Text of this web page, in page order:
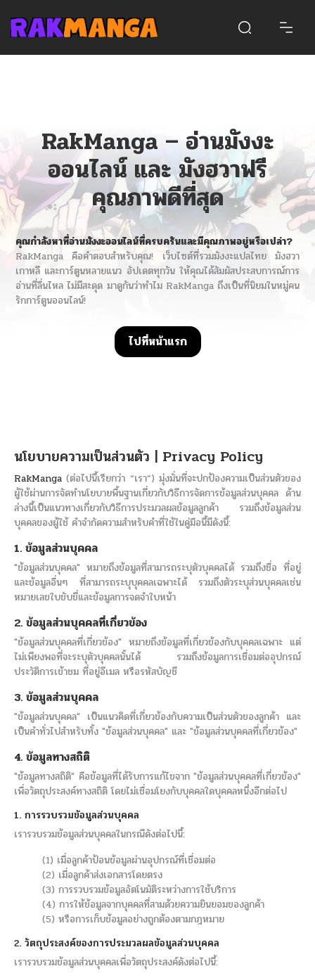
RakManga – อ่านมังงะ
ออนไลน์ และ มังฮวาฟรี
คุณภาพดีที่สุด
คุณกำลังหาที่อ่านมังงะออนไลน์ที่ครบครันและมีคุณภาพอยู่หรือเปล่า?
RakManga คือคำตอบสำหรับคุณ! เว็บไซต์ที่รวมมังงะแปลไทย มังฮวา
เกาหลี และการ์ตูนหลายแนว อัปเดตทุกวัน ให้คุณได้สัมผัสประสบการณ์การ
อ่านที่ลื่นไหล ไม่มีสะดุด มาดูกันว่าทำไม RakManga ถึงเป็นที่นิยมในหมู่คน
รักการ์ตูนออนไลน์!
ไปที่หน้าแรก
นโยบายความเป็นส่วนตัว | Privacy Policy
RakManga (ต่อไปนี้เรียกว่า “เรา”) มุ่งมั่นที่จะปกป้องความเป็นส่วนตัวของ
ผู้ใช้ผ่านการจัดทำนโยบายพื้นฐานเกี่ยวกับวิธีการจัดการข้อมูลส่วนบุคคล ด้าน
ล่างนี้เป็นแนวทางเกี่ยวกับวิธีการประมวลผลข้อมูลลูกค้า รวมถึงข้อมูลส่วน
บุคคลของผู้ใช้ คำจำกัดความสำหรับคำที่ใช้ในคู่มือนี้มีดังนี้:
1. ข้อมูลส่วนบุคคล
"ข้อมูลส่วนบุคคล" หมายถึงข้อมูลที่สามารถระบุตัวบุคคลได้ รวมถึงชื่อ ที่อยู่
และข้อมูลอื่นๆ ที่สามารถระบุบุคคลเฉพาะได้ รวมถึงตัวระบุส่วนบุคคลเช่น
หมายเลขใบขับขี่และข้อมูลการจดจำใบหน้า
2. ข้อมูลส่วนบุคคลที่เกี่ยวข้อง
"ข้อมูลส่วนบุคคลที่เกี่ยวข้อง" หมายถึงข้อมูลที่เกี่ยวข้องกับบุคคลเฉพาะ แต่
ไม่เพียงพอที่จะระบุตัวบุคคลนั้นได้ รวมถึงข้อมูลการเชื่อมต่ออุปกรณ์
ประวัติการเข้าชม ที่อยู่อีเมล หรือรหัสบัญชี
3. ข้อมูลส่วนบุคคล
"ข้อมูลส่วนบุคคล" เป็นแนวคิดที่เกี่ยวข้องกับความเป็นส่วนตัวของลูกค้า และ
เป็นคำทั่วไปสำหรับทั้ง "ข้อมูลส่วนบุคคล" และ "ข้อมูลส่วนบุคคลที่เกี่ยวข้อง"
4. ข้อมูลทางสถิติ
"ข้อมูลทางสถิติ" คือข้อมูลที่ได้รับการแก้ไขจาก "ข้อมูลส่วนบุคคลที่เกี่ยวข้อง"
เพื่อวัตถุประสงค์ทางสถิติ โดยไม่เชื่อมโยงกับบุคคลใดบุคคลหนึ่งอีกต่อไป
1. การรวบรวมข้อมูลส่วนบุคคล
เรารวบรวมข้อมูลส่วนบุคคลในกรณีดังต่อไปนี้:
(1) เมื่อลูกค้าป้อนข้อมูลผ่านอุปกรณ์ที่เชื่อมต่อ
(2) เมื่อลูกค้าส่งเอกสารโดยตรง
(3) การรวบรวมข้อมูลอัตโนมัติระหว่างการใช้บริการ
(4) การให้ข้อมูลจากบุคคลที่สามด้วยความยินยอมของลูกค้า
(5) หรือการเก็บข้อมูลอย่างถูกต้องตามกฎหมาย
2. วัตถุประสงค์ของการประมวลผลข้อมูลส่วนบุคคล
เรารวบรวมข้อมูลส่วนบุคคลเพื่อวัตถุประสงค์ดังต่อไปนี้: